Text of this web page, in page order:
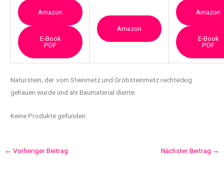
Amazon
E-Book
PDF
Amazon
Amazon
E-Book
PDF
Naturstein, der vom Steinmetz und Grobsteinmetzrechteckig
gehauen wurde und als Baumaterial diente.
Keine Produkte gefunden.
← Vorheriger Beitrag Nächster Beitrag →